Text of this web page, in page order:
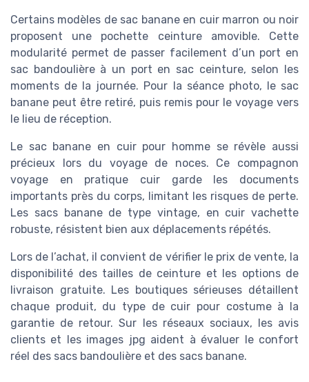
Certains modèles de sac banane en cuir marron ou noir
proposent une pochette ceinture amovible. Cette
modularité permet de passer facilement d’un port en
sac bandoulière à un port en sac ceinture, selon les
moments de la journée. Pour la séance photo, le sac
banane peut être retiré, puis remis pour le voyage vers
le lieu de réception.
Le sac banane en cuir pour homme se révèle aussi
précieux lors du voyage de noces. Ce compagnon
voyage en pratique cuir garde les documents
importants près du corps, limitant les risques de perte.
Les sacs banane de type vintage, en cuir vachette
robuste, résistent bien aux déplacements répétés.
Lors de l’achat, il convient de vérifier le prix de vente, la
disponibilité des tailles de ceinture et les options de
livraison gratuite. Les boutiques sérieuses détaillent
chaque produit, du type de cuir pour costume à la
garantie de retour. Sur les réseaux sociaux, les avis
clients et les images jpg aident à évaluer le confort
réel des sacs bandoulière et des sacs banane.